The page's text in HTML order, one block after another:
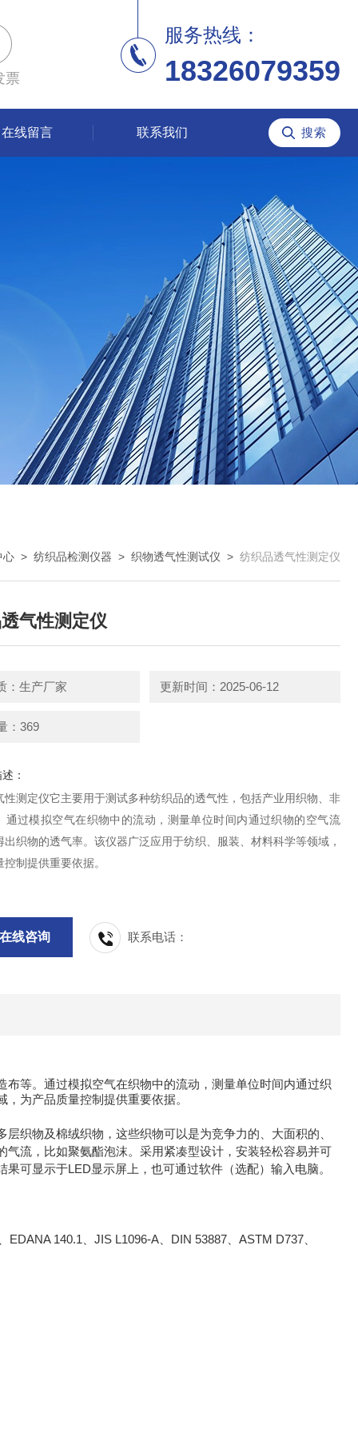
票
服务热线：
18326079359
在线留言 联系我们
心 > 纺织品检测仪器 > 织物透气性测试仪 > 纺织品透气性测定仪
气性测定仪
：生产厂家 更新时间：2025-06-12
：369
：
性测定仪它主要用于测试多种纺织品的透气性，包括产业用织物、非
通过模拟空气在织物中的流动，测量单位时间内通过织物的空气流
出织物的透气率。该仪器广泛应用于纺织、服装、材料科学等领域，
制提供重要依据。
线咨询 联系电话：
等。通过模拟空气在织物中的流动，测量单位时间内通过织
为产品质量控制提供重要依据。
物及棉绒织物，这些织物可以是为竞争力的、大面积的、
流，比如聚氨酯泡沫。采用紧凑型设计，安装轻松容易并可
可显示于LED显示屏上，也可通过软件（选配）输入电脑。
140.1、JIS L1096-A、DIN 53887、ASTM D737、